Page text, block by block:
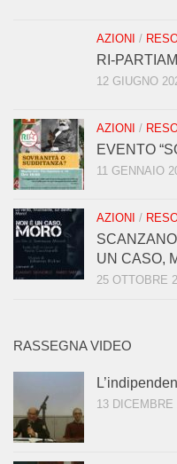
AZIONI /
RI-
12 GIUGNO
AZIONI /
EVENTO
11 GENNAIO
AZIONI /
UN CASO,
25 OTTOBRE
RASSEGNA VIDEO
13 DICEMBRE